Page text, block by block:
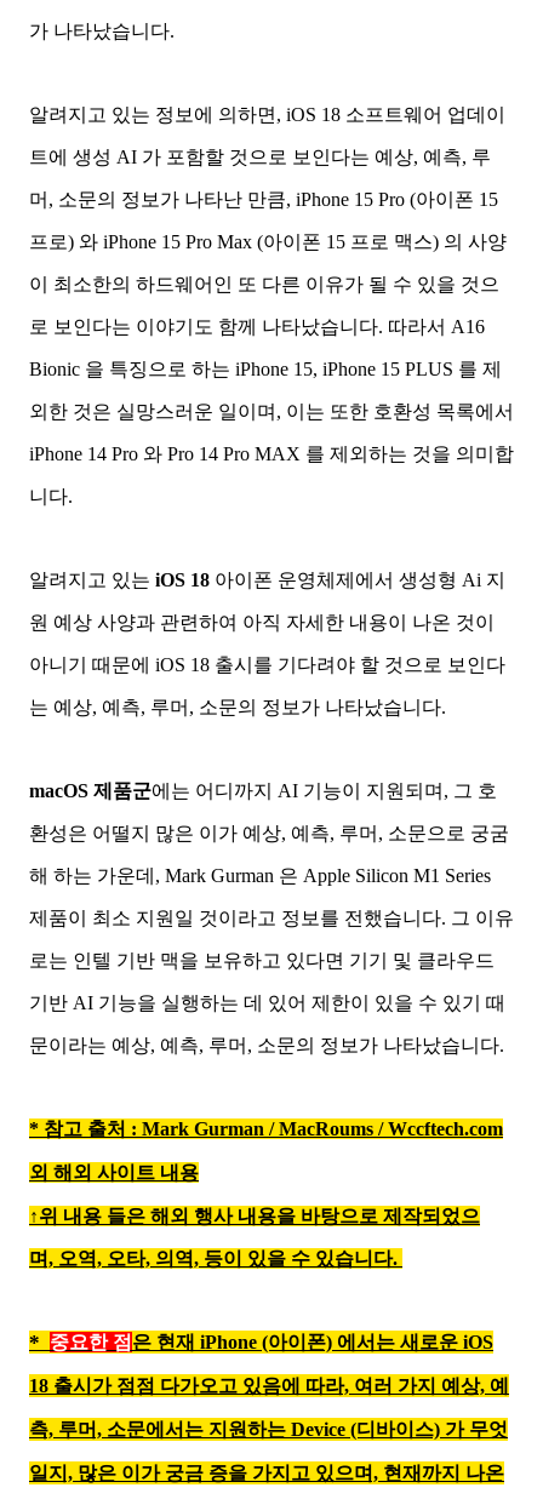
가 나타났습니다.
알려지고 있는 정보에 의하면, iOS 18 소프트웨어 업데이
트에 생성 AI 가 포함할 것으로 보인다는 예상, 예측, 루
머, 소문의 정보가 나타난 만큼, iPhone 15 Pro (아이폰 15
프로) 와 iPhone 15 Pro Max (아이폰 15 프로 맥스) 의 사양
이 최소한의 하드웨어인 또 다른 이유가 될 수 있을 것으
로 보인다는 이야기도 함께 나타났습니다. 따라서 A16
Bionic 을 특징으로 하는 iPhone 15, iPhone 15 PLUS 를 제
외한 것은 실망스러운 일이며, 이는 또한 호환성 목록에서
iPhone 14 Pro 와 Pro 14 Pro MAX 를 제외하는 것을 의미합
니다.
알려지고 있는 iOS 18 아이폰 운영체제에서 생성형 Ai 지
원 예상 사양과 관련하여 아직 자세한 내용이 나온 것이
아니기 때문에 iOS 18 출시를 기다려야 할 것으로 보인다
는 예상, 예측, 루머, 소문의 정보가 나타났습니다.
macOS 제품군에는 어디까지 AI 기능이 지원되며, 그 호
환성은 어떨지 많은 이가 예상, 예측, 루머, 소문으로 궁굼
해 하는 가운데, Mark Gurman 은 Apple Silicon M1 Series
제품이 최소 지원일 것이라고 정보를 전했습니다. 그 이유
로는 인텔 기반 맥을 보유하고 있다면 기기 및 클라우드
기반 AI 기능을 실행하는 데 있어 제한이 있을 수 있기 때
문이라는 예상, 예측, 루머, 소문의 정보가 나타났습니다.
* 참고 출처 : Mark Gurman / MacRoums / Wccftech.com
외 해외 사이트 내용
↑위 내용 들은 해외 행사 내용을 바탕으로 제작되었으
며, 오역, 오타, 의역, 등이 있을 수 있습니다.
* 중요한 점 은 현재 iPhone (아이폰) 에서는 새로운 iOS
18 출시가 점점 다가오고 있음에 따라, 여러 가지 예상, 예
측, 루머, 소문에서는 지원하는 Device (디바이스) 가 무엇
일지, 많은 이가 궁금 증을 가지고 있으며, 현재까지 나온